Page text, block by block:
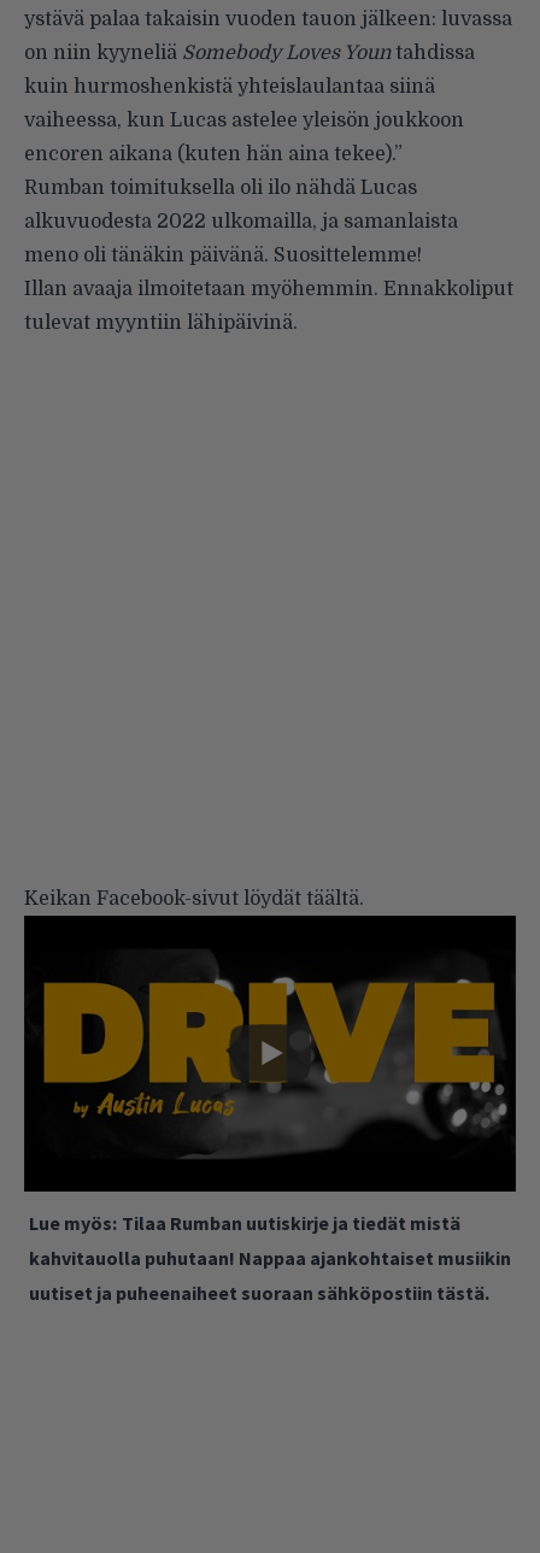
ystävä palaa takaisin vuoden tauon jälkeen: luvassa
on niin kyyneliä Somebody Loves Yountahdissa
kuin hurmoshenkistä yhteislaulantaa siinä
vaiheessa, kun Lucas astelee yleisön joukkoon
encoren aikana (kuten hän aina tekee).”
Rumban toimituksella oli ilo nähdä Lucas
alkuvuodesta 2022 ulkomailla, ja samanlaista
meno oli tänäkin päivänä. Suosittelemme!
Illan avaaja ilmoitetaan myöhemmin. Ennakkoliput
tulevat myyntiin lähipäivinä.
Keikan Facebook-sivut löydät täältä.
Lue myös: Tilaa Rumban uutiskirje ja tiedät mistä
kahvitauolla puhutaan! Nappaa ajankohtaiset musiikin
uutiset ja puheenaiheet suoraan sähköpostiin tästä.